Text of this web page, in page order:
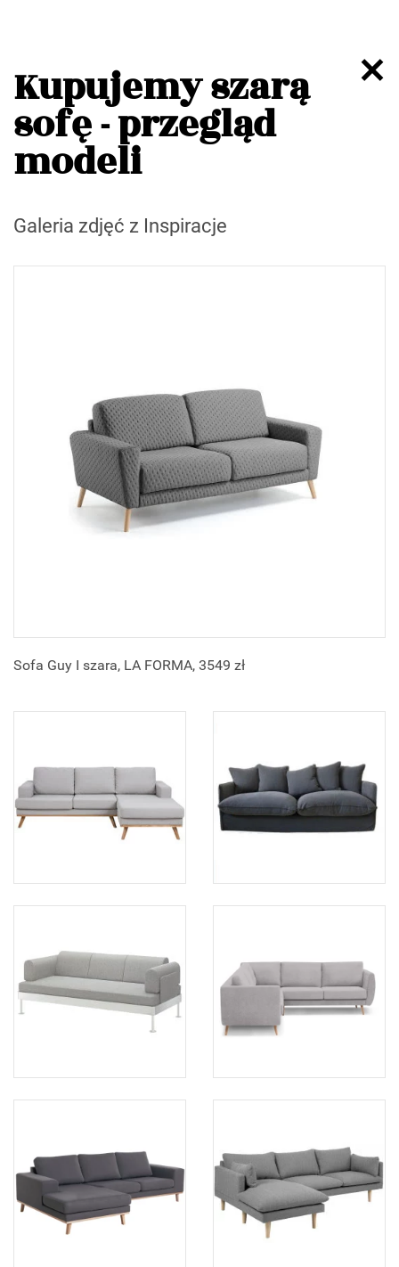
Kupujemy szarą
sofę - przegląd
modeli
Galeria zdjęć z Inspiracje
Sofa Guy I szara, LA FORMA, 3549 zł